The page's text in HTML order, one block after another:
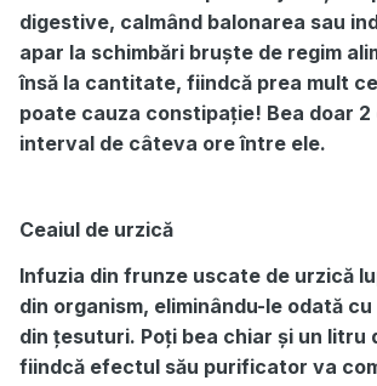
digestive, calmând balonarea sau
apar la schimbări bruște de regim
însă la cantitate, fiindcă prea mult
poate cauza constipație! Bea doar 2
interval de câteva ore între ele.
Ceaiul de urzică
Infuzia din frunze uscate de urzică
din organism, eliminându-le odată
din țesuturi. Poți bea chiar și un litru
fiindcă efectul său purificator va